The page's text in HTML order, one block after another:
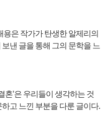
용은 작가가 탄생한 알제리의
낸 글을 통해 그의 문학을 느
혼'은 우리들이 생각하는 것
고 느낀 부분을 다룬 글이다.